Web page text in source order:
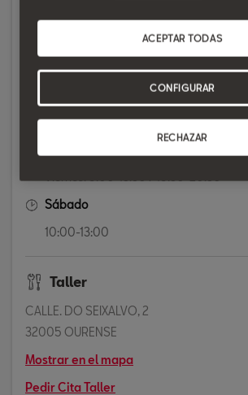
comercial@copersa.seat
Lunes: 9:00-13:30 / 15:30-20:30
Miércoles: 9:00-13:30 / 15:30-20:30
Jueves: 9:00-13:30 / 15:30-20:30
Sábado
10:00-13:00
Taller
CALLE. DO SEIXALVO, 2
32005 OURENSE
Mostrar en el mapa
Pedir Cita Taller
RECHAZAR
ACEPTAR TODAS
CONFIGURAR